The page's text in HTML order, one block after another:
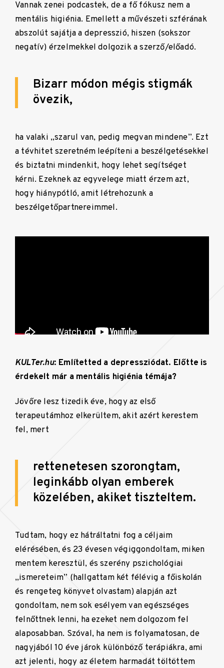
Vannak zenei podcastek, de a fő fókusz nem a
mentális higiénia. Emellett a művészeti szférának
abszolút sajátja a depresszió, hiszen (sokszor
negatív) érzelmekkel dolgozik a szerző/előadó.
Bizarr módon mégis stigmák
övezik,
ha valaki „szarul van, pedig megvan mindene”. Ezt
a tévhitet szeretném leépíteni a beszélgetésekkel
és biztatni mindenkit, hogy lehet segítséget
kérni. Ezeknek az egyvelege miatt érzem azt,
hogy hiánypótló, amit létrehozunk a
beszélgetőpartnereimmel.
KULTer.hu: Említetted a depressziódat. Előtte is
érdekelt már a mentális higiénia témája?
Jövőre lesz tizedik éve, hogy az első
terapeutámhoz elkerültem, akit azért kerestem
fel, mert
rettenetesen szorongtam,
leginkább olyan emberek
közelében, akiket tiszteltem.
Tudtam, hogy ez hátráltatni fog a céljaim
elérésében, és 23 évesen végiggondoltam, miken
mentem keresztül, és szerény pszichológiai
„ismereteim” (hallgattam két félévig a főiskolán
és rengeteg könyvet olvastam) alapján azt
gondoltam, nem sok esélyem van egészséges
felnőttnek lenni, ha ezeket nem dolgozom fel
alaposabban. Szóval, ha nem is folyamatosan, de
nagyjából 10 éve járok különböző terápiákra, ami
azt jelenti, hogy az életem harmadát töltöttem